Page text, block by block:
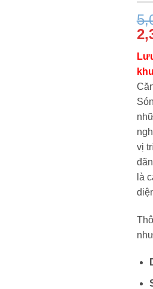
là:
vị
là